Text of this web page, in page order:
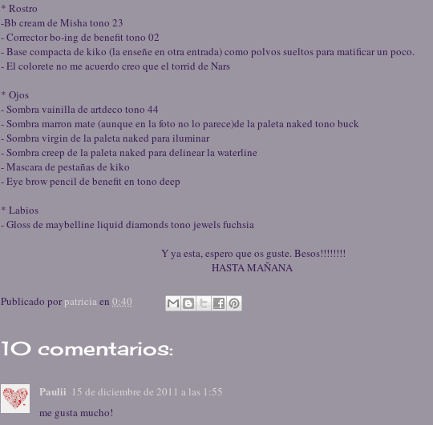
* Rostro
-Bb cream de Misha tono 23
- Corrector bo-ing de benefit tono 02
- Base compacta de kiko (la enseñe en otra entrada) como polvos sueltos para matificar un poco.
- El colorete no me acuerdo creo que el torrid de Nars
* Ojos
- Sombra vainilla de artdeco tono 44
- Sombra marron mate (aunque en la foto no lo parece)de la paleta naked tono buck
- Sombra virgin de la paleta naked para iluminar
- Sombra creep de la paleta naked para delinear la waterline
- Mascara de pestañas de kiko
- Eye brow pencil de benefit en tono deep
* Labios
- Gloss de maybelline liquid diamonds tono jewels fuchsia
Y ya esta, espero que os guste. Besos!!!!!!!!
HASTA MAÑANA
Publicado porpatriciaen 0:40
10 comentarios:
Paulii 15 de diciembre de 2011 a las 1:55
me gusta mucho!